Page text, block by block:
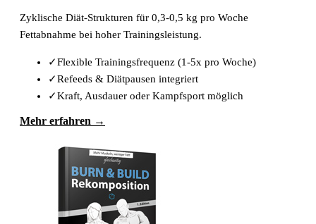
Zyklische Diät-Strukturen für 0,3-0,5 kg pro Woche
Fettabnahme bei hoher Trainingsleistung.
✓Flexible Trainingsfrequenz (1-5x pro Woche)
✓Refeeds & Diätpausen integriert
✓Kraft, Ausdauer oder Kampfsport möglich
Mehr erfahren →